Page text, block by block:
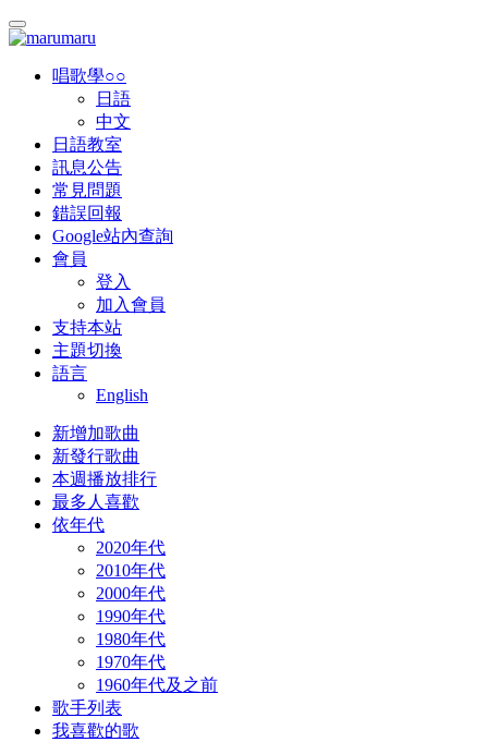
唱歌學○○
日語
中文
日語教室
訊息公告
常見問題
錯誤回報
Google站內查詢
會員
登入
加入會員
支持本站
主題切換
語言
English
新增加歌曲
新發行歌曲
本週播放排行
最多人喜歡
依年代
2020年代
2010年代
2000年代
1990年代
1980年代
1970年代
1960年代及之前
歌手列表
我喜歡的歌